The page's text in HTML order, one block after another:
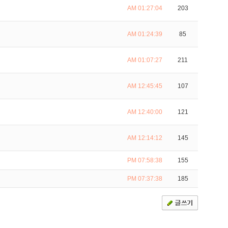
AM 01:27:04 203
AM 01:24:39 85
AM 01:07:27 211
AM 12:45:45 107
AM 12:40:00 121
AM 12:14:12 145
PM 07:58:38 155
PM 07:37:38 185